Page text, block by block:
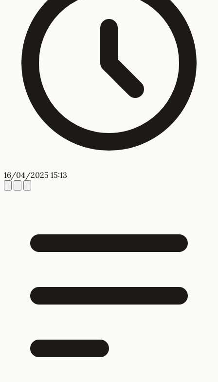
16/04/2025 15:13